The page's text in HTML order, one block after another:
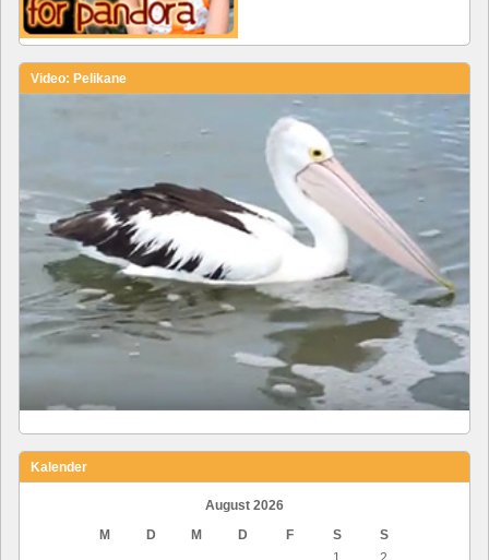
Video: Pelikane
Kalender
August 2026
M
D M D F S
S